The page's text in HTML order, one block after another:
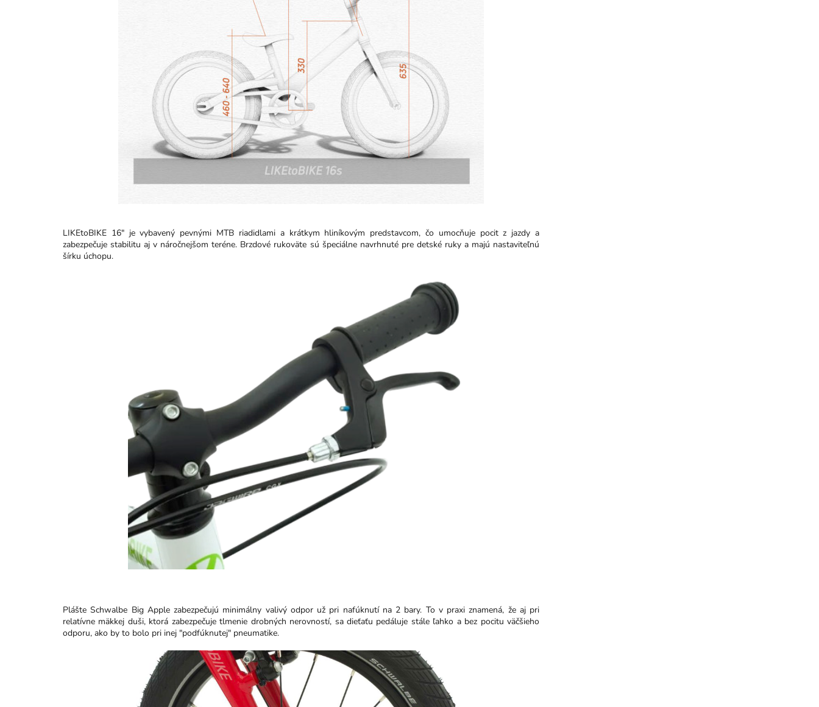
LIKEtoBIKE 16" je vybavený pevnými MTB riadidlami a krátkym hliníkovým predstavcom, čo umocňuje pocit z jazdy a
zabezpečuje stabilitu aj v náročnejšom teréne. Brzdové rukoväte sú špeciálne navrhnuté pre detské ruky a majú nastaviteľnú
šírku úchopu.
Plášte Schwalbe Big Apple zabezpečujú minimálny valivý odpor už pri nafúknutí na 2 bary. To v praxi znamená, že aj pri
relatívne mäkkej duši, ktorá zabezpečuje tlmenie drobných nerovností, sa dieťaťu pedáluje stále ľahko a bez pocitu väčšieho
odporu, ako by to bolo pri inej "podfúknutej" pneumatike.